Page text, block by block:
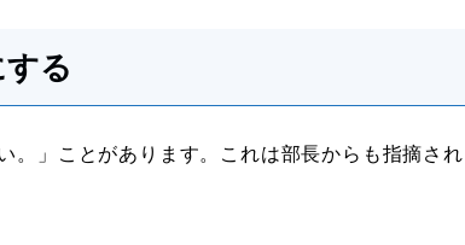
る
」ことがあります。これは部長からも指摘され